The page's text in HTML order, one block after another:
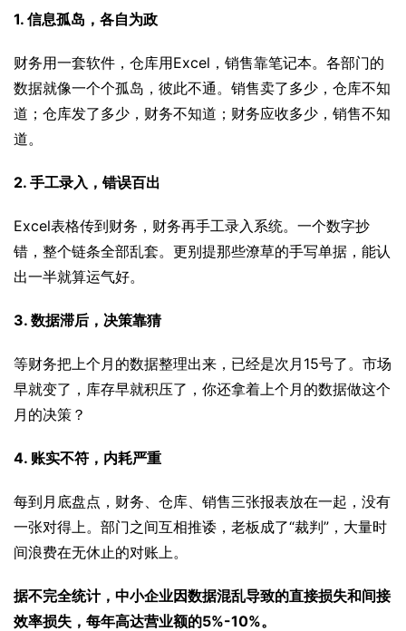
1. 信息孤岛，各自为政
财务用一套软件，仓库用Excel，销售靠笔记本。各部门的
数据就像一个个孤岛，彼此不通。销售卖了多少，仓库不知
道；仓库发了多少，财务不知道；财务应收多少，销售不知
道。
2. 手工录入，错误百出
Excel表格传到财务，财务再手工录入系统。一个数字抄
错，整个链条全部乱套。更别提那些潦草的手写单据，能认
出一半就算运气好。
3. 数据滞后，决策靠猜
等财务把上个月的数据整理出来，已经是次月15号了。市场
早就变了，库存早就积压了，你还拿着上个月的数据做这个
月的决策？
4. 账实不符，内耗严重
每到月底盘点，财务、仓库、销售三张报表放在一起，没有
一张对得上。部门之间互相推诿，老板成了“裁判”，大量时
间浪费在无休止的对账上。
据不完全统计，中小企业因数据混乱导致的直接损失和间接
效率损失，每年高达营业额的5%-10%。